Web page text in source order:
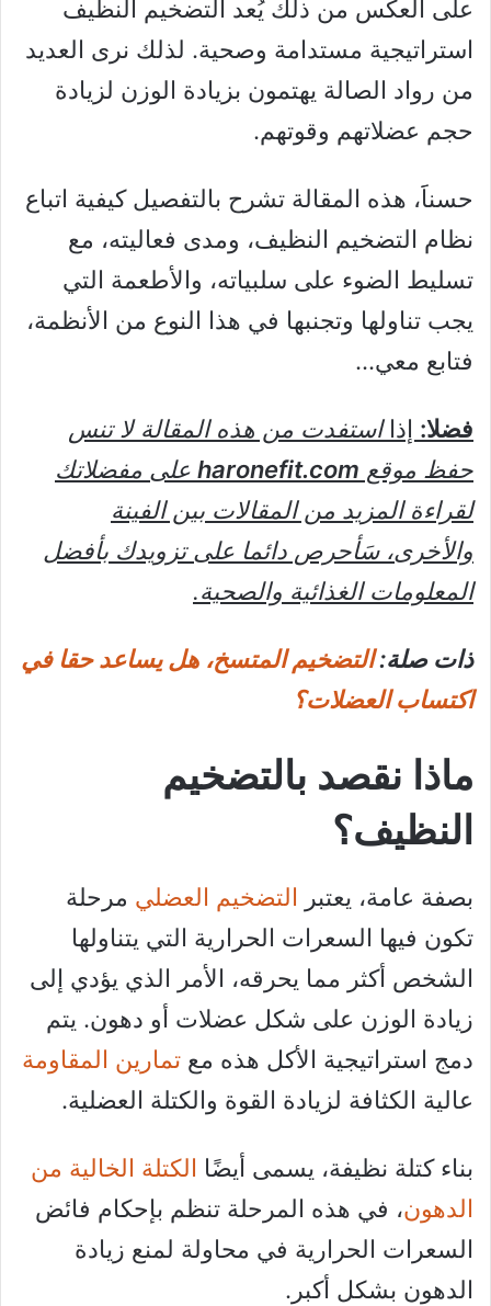
على العكس من ذلك يُعد التضخيم النظيف
استراتيجية مستدامة وصحية. لذلك نرى العديد
من رواد الصالة يهتمون بزيادة الوزن لزيادة
حجم عضلاتهم وقوتهم.
حسناََ، هذه المقالة تشرح بالتفصيل كيفية اتباع
نظام التضخيم النظيف، ومدى فعاليته، مع
تسليط الضوء على سلبياته، والأطعمة التي
يجب تناولها وتجنبها في هذا النوع من الأنظمة،
فتابع معي…
فضلا: إذااستفدت من هذه المقالة لا تنس
حفظ موقع haronefit.com على مفضلاتك
لقراءة المزيد من المقالات بين الفينة
والأخرى، سَأحرص دائما على تزويدك بأفضل
المعلومات الغذائية والصحية.
ذات صلة:التضخيم المتسخ، هل يساعد حقا في
اكتساب العضلات؟
ماذا نقصد بالتضخيم
النظيف؟
بصفة عامة، يعتبر التضخيم العضلي مرحلة
تكون فيها السعرات الحرارية التي يتناولها
الشخص أكثر مما يحرقه، الأمر الذي يؤدي إلى
زيادة الوزن على شكل عضلات أو دهون. يتم
دمج استراتيجية الأكل هذه مع تمارين المقاومة
عالية الكثافة لزيادة القوة والكتلة العضلية.
بناء كتلة نظيفة، يسمى أيضًا الكتلة الخالية من
الدهون، في هذه المرحلة تنظم بإحكام فائض
السعرات الحرارية في محاولة لمنع زيادة
الدهون بشكل أكبر.